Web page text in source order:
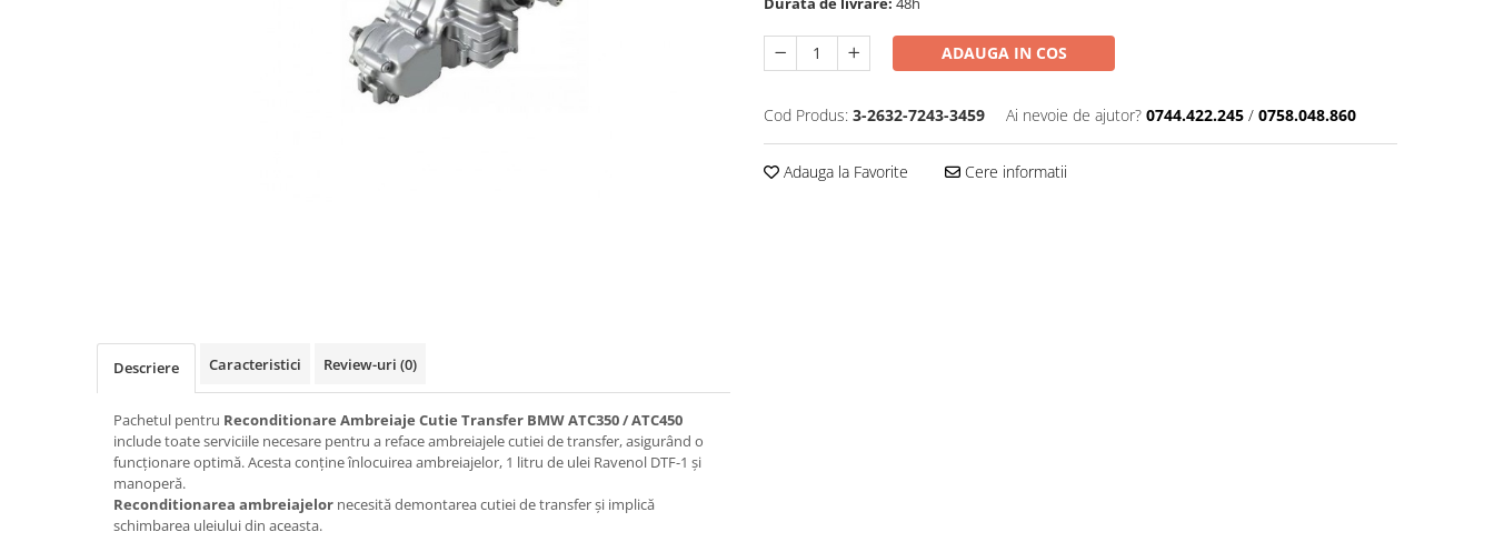
ADAUGA IN COS
Cod Produs: 3-2632-7243-3459 Ai nevoie de ajutor? 0744.422.245 / 0758.048.860
Adauga la Favorite Cere informatii
Descriere Caracteristici Review-uri (0)
Pachetul pentru Reconditionare Ambreiaje Cutie Transfer BMW ATC350 / ATC450
include toate serviciile necesare pentru a reface ambreiajele cutiei de transfer, asigurând o
funcționare optimă. Acesta conține înlocuirea ambreiajelor, 1 litru de ulei Ravenol DTF-1 și
manoperă.
Reconditionarea ambreiajelor necesită demontarea cutiei de transfer și implică
schimbarea uleiului din aceasta.